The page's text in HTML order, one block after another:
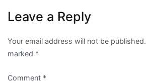
Leave a Reply
Your email address will not be published.
marked *
Comment *